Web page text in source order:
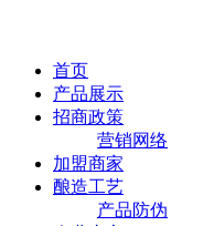
首页
产品展示
招商政策
营销网络
加盟商家
酿造工艺
产品防伪